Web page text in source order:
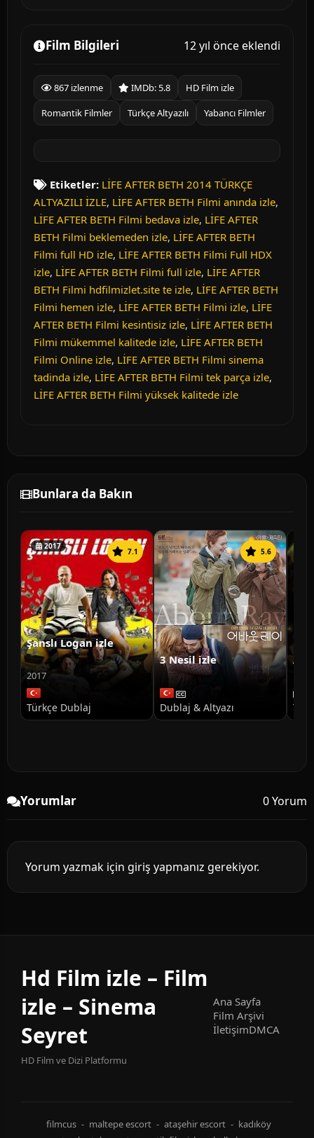
Film Bilgileri 12 yıl önce eklendi
867 izlenme IMDb: 5.8
HD Film izle
Romantik Filmler
Türkçe Altyazılı Yabancı Filmler
Etiketler: LİFE AFTER BETH 2014 TÜRKÇE
ALTYAZILI İZLE, LİFE AFTER BETH Filmi anında izle,
LİFE AFTER BETH Filmi bedava izle, LİFE AFTER
BETH Filmi beklemeden izle, LİFE AFTER BETH
Filmi full HD izle, LİFE AFTER BETH Filmi Full HDX
izle, LİFE AFTER BETH Filmi full izle, LİFE AFTER
BETH Filmi hdfilmizlet.site te izle, LİFE AFTER BETH
Filmi hemen izle, LİFE AFTER BETH Filmi izle, LİFE
AFTER BETH Filmi kesintisiz izle, LİFE AFTER BETH
Filmi mükemmel kalitede izle, LİFE AFTER BETH
Filmi Online izle, LİFE AFTER BETH Filmi sinema
tadinda izle, LİFE AFTER BETH Filmi tek parça izle,
LİFE AFTER BETH Filmi yüksek kalitede izle
Bunlara da Bakın
2017
7.1
Şanslı Logan izle
2017
Türkçe Dublaj
5.6
3 Nesil izle
Dublaj & Altyazı
Yorumlar 0 Yorum
Yorum yazmak için giriş yapmanız gerekiyor.
Hd Film izle – Film
izle – Sinema
Seyret
HD Film ve Dizi Platformu
Ana Sayfa
Film Arşivi
İletişimDMCA
filmcus - maltepe escort - ataşehir escort - kadıköy